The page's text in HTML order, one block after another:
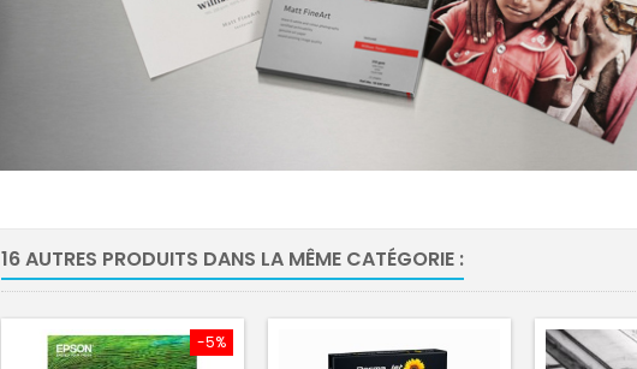
16 AUTRES PRODUITS DANS LA MÊME CATÉGORIE :
-5%